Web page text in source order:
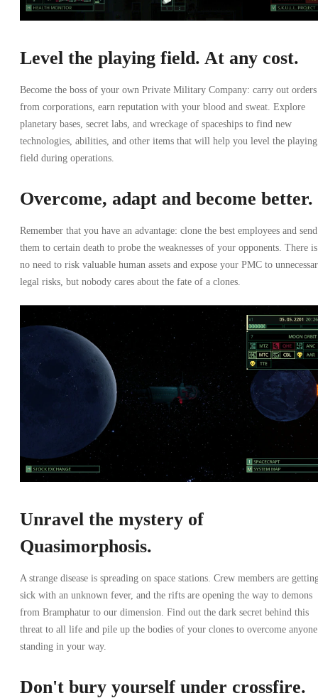
Level the playing field. At any cost.
Become the boss of your own Private Military Company: carry out orders
from corporations, earn reputation with your blood and sweat. Explore
planetary bases, secret labs, and wreckage of spaceships to find new
technologies, abilities, and other items that will help you level the playing
field during operations.
Overcome, adapt and become better.
Remember that you have an advantage: clone the best employees and send
them to certain death to probe the weaknesses of your opponents. There is
no need to risk valuable human assets and expose your PMC to
legal risks, but nobody cares about the fate of a clones.
Unravel the mystery of
Quasimorphosis.
A strange disease is spreading on space stations. Crew members are
sick with an unknown fever, and the rifts are opening the way to demons
from Bramphatur to our dimension. Find out the dark secret behind this
threat to all life and pile up the bodies of your clones to overcome anyone
standing in your way.
Don't bury yourself under crossfire.